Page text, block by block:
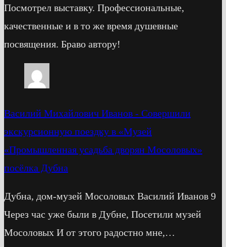
Посмотрел выставку. Профессиональные,
качественные и в то же время душевные
посвящения. Браво автору!
Василий Михайлович Иванов - Cовершили
экскурсионную поездку в «Музей
«Промышленная усадьба дворян Мосоловых»
посёлка Дубна
Дубна, дом-музей Мосоловых Василий Иванов 9
Через час уже были в Дубне, Посетили музей
Мосоловых И от этого радостно мне,…